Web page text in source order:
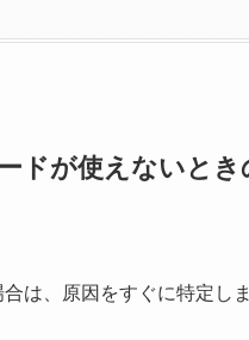
ドが使えないとき
は、原因をすぐに特定しま